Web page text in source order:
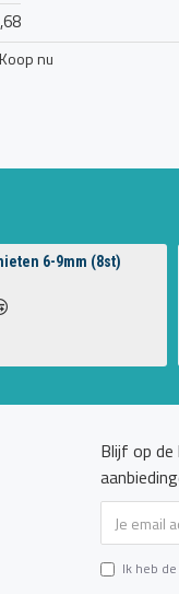
Koop nu
6-9mm (8st)
Blijf op
Ik heb de